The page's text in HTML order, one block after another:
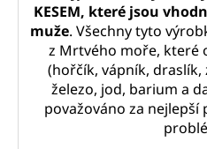
KESEM, které jsou
muže. Všechny tyto
z Mrtvého moře, které
(hořčík, vápník,
železo, jod, barium a
považováno za